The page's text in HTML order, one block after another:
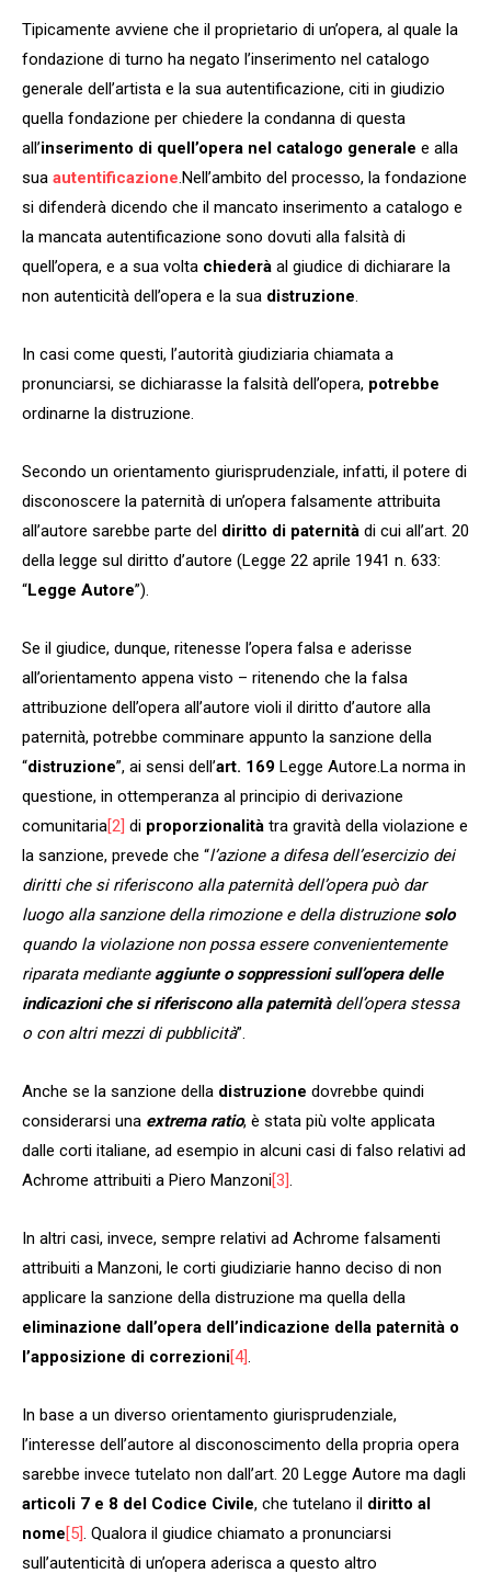
Tipicamente avviene che il proprietario di un’opera, al quale la
fondazione di turno ha negato l’inserimento nel catalogo
generale dell’artista e la sua autentificazione, citi in giudizio
quella fondazione per chiedere la condanna di questa
all’inserimento di quell’opera nel catalogo generale e alla
sua autentificazione.Nell’ambito del processo, la fondazione
si difenderà dicendo che il mancato inserimento a catalogo e
la mancata autentificazione sono dovuti alla falsità di
quell’opera, e a sua volta chiederà al giudice di dichiarare la
non autenticità dell’opera e la sua distruzione.
In casi come questi, l’autorità giudiziaria chiamata a
pronunciarsi, se dichiarasse la falsità dell’opera, potrebbe
ordinarne la distruzione.
Secondo un orientamento giurisprudenziale, infatti, il potere di
disconoscere la paternità di un’opera falsamente attribuita
all’autore sarebbe parte del diritto di paternità di cui all’art. 20
della legge sul diritto d’autore (Legge 22 aprile 1941 n. 633:
“Legge Autore”).
Se il giudice, dunque, ritenesse l’opera falsa e aderisse
all’orientamento appena visto – ritenendo che la falsa
attribuzione dell’opera all’autore violi il diritto d’autore alla
paternità, potrebbe comminare appunto la sanzione della
“distruzione”, ai sensi dell’art. 169 Legge Autore.La norma in
questione, in ottemperanza al principio di derivazione
comunitaria[2] di proporzionalità tra gravità della violazione e
la sanzione, prevede che “l’azione a difesa dell’esercizio dei
diritti che si riferiscono alla paternità dell’opera può dar
luogo alla sanzione della rimozione e della distruzionesolo
quando la violazione non possa essere convenientemente
riparata mediante aggiunte o soppressioni sull’opera delle
indicazioni che si riferiscono alla paternitàdell’opera stessa
o con altri mezzi di pubblicità”.
Anche se la sanzione della distruzione dovrebbe quindi
considerarsi una extrema ratio, è stata più volte applicata
dalle corti italiane, ad esempio in alcuni casi di falso relativi ad
Achrome attribuiti a Piero Manzoni[3].
In altri casi, invece, sempre relativi ad Achrome falsamenti
attribuiti a Manzoni, le corti giudiziarie hanno deciso di non
applicare la sanzione della distruzione ma quella della
eliminazione dall’opera dell’indicazione della paternità o
l’apposizione di correzioni[4].
In base a un diverso orientamento giurisprudenziale,
l’interesse dell’autore al disconoscimento della propria opera
sarebbe invece tutelato non dall’art. 20 Legge Autore ma dagli
articoli 7 e 8 del Codice Civile, che tutelano il diritto al
nome[5]. Qualora il giudice chiamato a pronunciarsi
sull’autenticità di un’opera aderisca a questo altro